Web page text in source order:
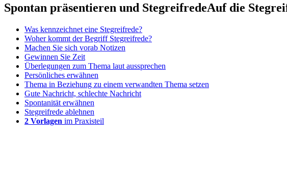
Spontan präsentieren und StegreifredeAuf die
Was kennzeichnet eine Stegreifrede?
Woher kommt der Begriff Stegreifrede?
Machen Sie sich vorab Notizen
Gewinnen Sie Zeit
Überlegungen zum Thema laut aussprechen
Persönliches erwähnen
Thema in Beziehung zu einem verwandten Thema setzen
Gute Nachricht, schlechte Nachricht
Spontanität erwähnen
Stegreifrede ablehnen
2 Vorlagen im Praxisteil